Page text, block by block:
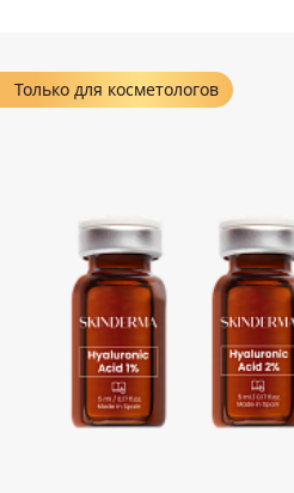
Только для косметологов